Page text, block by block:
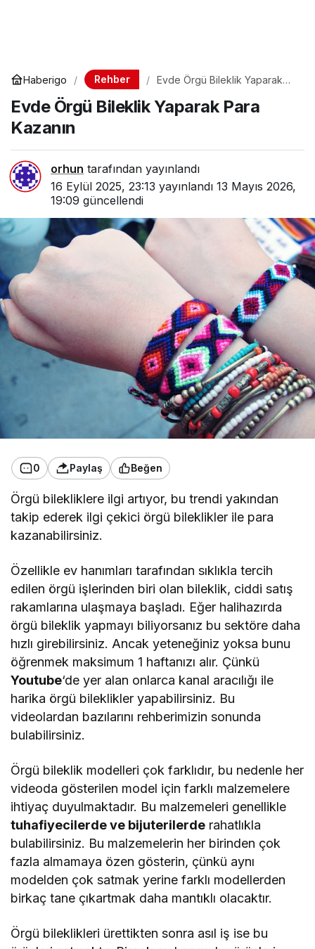
Haberigo Rehber
Evde Örgü Bileklik Yaparak
Evde Örgü Bileklik Yaparak Para
Kazanın
orhun tarafından yayınlandı
16 Eylül 2025, 23:13 yayınlandı 13 Mayıs 2026,
19:09 güncellendi
0 Paylaş Beğen
Örgü bilekliklere ilgi artıyor, bu trendi yakından
takip ederek ilgi çekici örgü bileklikler ile para
kazanabilirsiniz.
Özellikle ev hanımları tarafından sıklıkla tercih
edilen örgü işlerinden biri olan bileklik, ciddi satış
rakamlarına ulaşmaya başladı. Eğer halihazırda
örgü bileklik yapmayı biliyorsanız bu sektöre daha
hızlı girebilirsiniz. Ancak yeteneğiniz yoksa bunu
öğrenmek maksimum 1 haftanızı alır. Çünkü
Youtube‘de yer alan onlarca kanal aracılığı ile
harika örgü bileklikler yapabilirsiniz. Bu
videolardan bazılarını rehberimizin sonunda
bulabilirsiniz.
Örgü bileklik modelleri çok farklıdır, bu nedenle her
videoda gösterilen model için farklı malzemelere
ihtiyaç duyulmaktadır. Bu malzemeleri genellikle
tuhafiyecilerde ve bijuterilerde rahatlıkla
bulabilirsiniz. Bu malzemelerin her birinden çok
fazla almamaya özen gösterin, çünkü aynı
modelden çok satmak yerine farklı modellerden
birkaç tane çıkartmak daha mantıklı olacaktır.
Örgü bileklikleri ürettikten sonra asıl iş ise bu